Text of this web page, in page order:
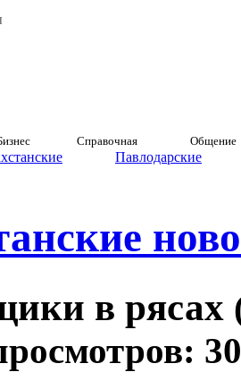
Справочная Общение
Павлодарские
в рясах